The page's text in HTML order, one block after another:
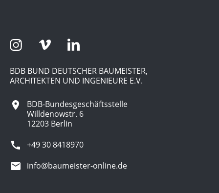
BDB BUND DEUTSCHER BAUMEISTER,
ARCHITEKTEN UND INGENIEURE E.V.
BDB-Bundesgeschäftsstelle
Willdenowstr. 6
12203 Berlin
+49 30 8418970
info@baumeister-online.de